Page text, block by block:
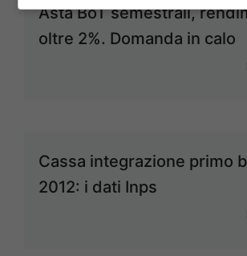
Asta BoT semestrali,
oltre 2%. Domanda in calo
Cassa integrazione primo
2012: i dati Inps